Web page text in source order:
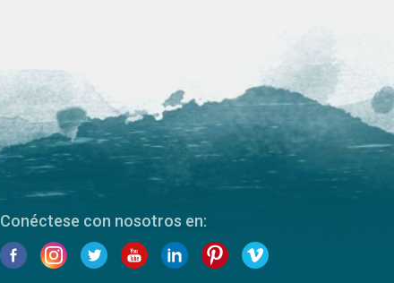
Conéctese con nosotros en: